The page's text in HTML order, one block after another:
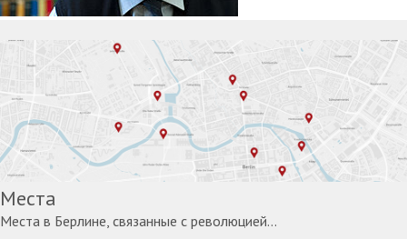
Места
Места в Берлине, связанные с революцией...